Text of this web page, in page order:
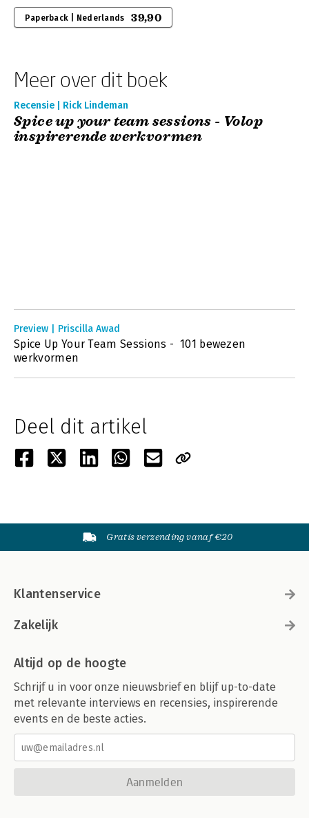
Paperback | Nederlands 39,90
Meer over dit boek
Recensie | Rick Lindeman
Spice up your team sessions - Volop
inspirerende werkvormen
Preview | Priscilla Awad
Spice Up Your Team Sessions - 101 bewezen
werkvormen
Deel dit artikel
Gratis verzending vanaf €20
Klantenservice
Zakelijk
Altijd op de hoogte
Schrijf u in voor onze nieuwsbrief en blijf up-to-date
met relevante interviews en recensies, inspirerende
events en de beste acties.
Aanmelden